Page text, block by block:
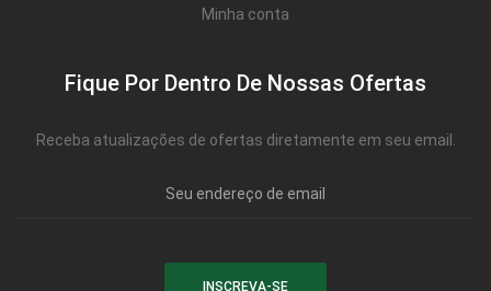
Minha conta
Fique Por Dentro De Nossas Ofertas
Receba atualizações de ofertas diretamente em seu email.